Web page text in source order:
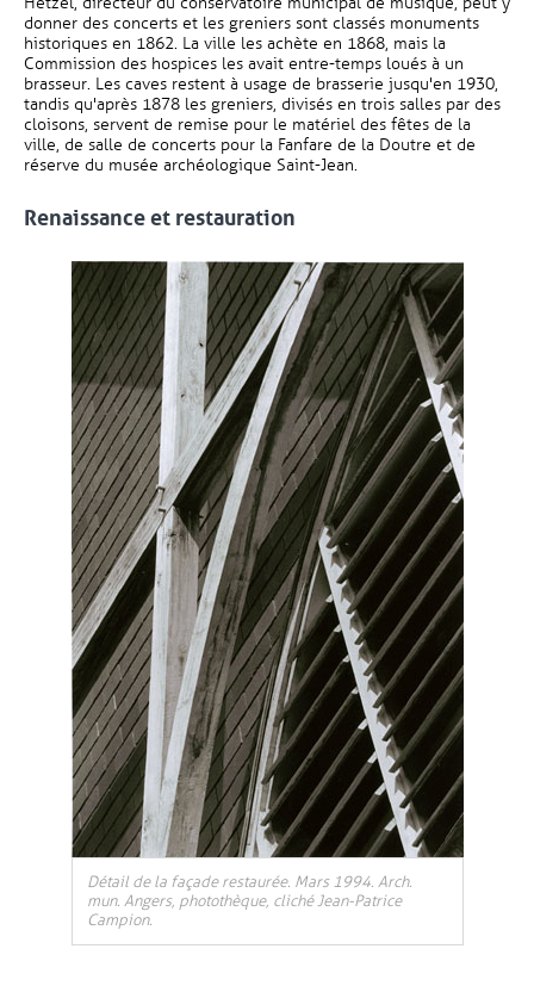
donner des concerts et les greniers sont classés monuments
historiques en 1862. La ville les achète en 1868, mais la
Commission des hospices les avait entre-temps loués à un
brasseur. Les caves restent à usage de brasserie jusqu'en 1930,
tandis qu'après 1878 les greniers, divisés en trois salles par des
cloisons, servent de remise pour le matériel des fêtes de la
ville, de salle de concerts pour la Fanfare de la Doutre et de
réserve du musée archéologique Saint-Jean.
Renaissance et restauration
Détail de la façade restaurée. Mars 1994. Arch.
mun. Angers, photothèque, cliché Jean-Patrice
Campion.